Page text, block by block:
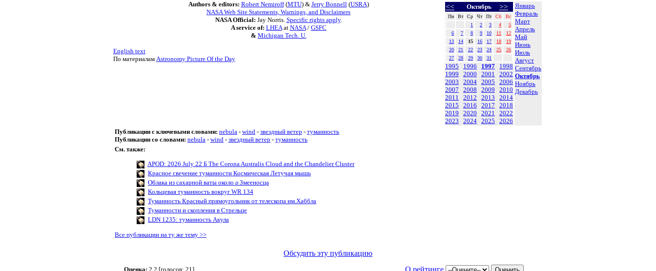
<< Октябрь >>
Пн Вт Ср Чт Пт Сб
Вс
1
2 3 4
5
6
7 8 9 10 11
12
13
14 15 16 17 18
19
20
21 22 23 24 25
26
27
28 29 30 31
1995 1996 1997
1998
1999
2000 2001
2002
2003
2004 2005
2006
2007
2008 2009
2010
2011
2012 2013
2014
2015
2016 2017
2018
2019
2020 2021
2022
2023
2024 2025 2026
Январь
Февраль
Март
Апрель
Май
Июнь
Июль
Август
Сентябрь
Октябрь
Ноябрь
Декабрь
Authors & editors: Robert Nemiroff(MTU) & Jerry Bonnell(USRA)
NASA Web Site Statements, Warnings, and Disclaimers
NASA Official: Jay Norris. Specific rights apply.
A service of: LHEAat NASA/ GSFC
& Michigan Tech. U.
English text
По материалам Astronomy Picture Of the Day
Публикации с ключевыми словами: nebula - wind - звездный ветер - туманность
Публикации со словами: nebula - wind - звездный ветер - туманность
См. также:
APOD: 2026 July 22 Б The Corona Australis Cloud and the Chandelier Cluster
Красное свечение туманности Космическая Летучая мышь
Облака из сахарной ваты около ρ Змееносца
Кольцевая туманность вокруг WR 134
Туманность Красный прямоугольник от телескопа им.Хаббла
Туманности и скопления в Стрельце
LDN 1235: туманность Акула
Все публикации на ту же тему >>
Обсудить эту публикацию
Оценка: 2.2 [голосов: 21] О рейтинге